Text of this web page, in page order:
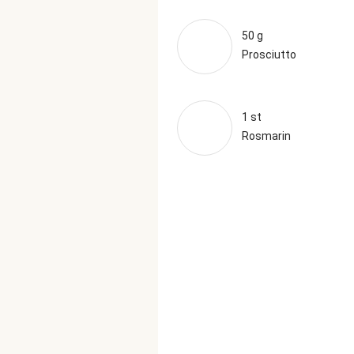
50 g
Prosciutto
1 st
Rosmarin